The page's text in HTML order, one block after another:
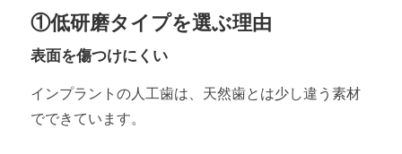
①低研磨タイプを選ぶ理由
表面を傷つけにくい
インプラントの人工歯は、天然歯とは少し違う素材
でできています。